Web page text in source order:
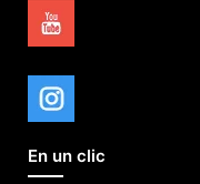
En un clic